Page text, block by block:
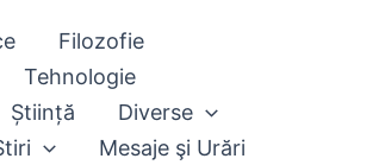
Filozofie
Tehnologie
Știință
Diverse
Mesaje şi Urări